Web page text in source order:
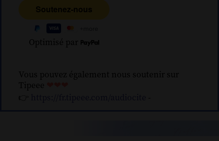
Optimisé par
Vous pouvez également nous soutenir sur
Tipeee
👉
-